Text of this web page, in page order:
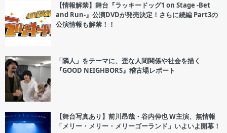
【情報解禁】舞台『ラッキードッグ1 on Stage -Bet
and Run-』公演DVDが発売決定！さらに続編 Part3の
公演情報も解禁！！
「隣人」をテーマに、歪な人間関係や社会を描く
『GOOD NEIGHBORS』稽古場レポート
【舞台写真あり】前川昂哉・谷内伸也 W主演、無情報
「メリー・メリー・メリーゴーランド」いよいよ開幕！